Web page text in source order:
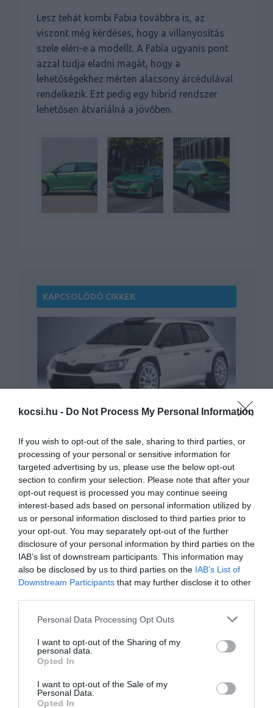
kocsi.hu - Do Not Process My Personal Information
If you wish to opt-out of the sale, sharing to third parties, or
processing of your personal or sensitive information for
targeted advertising by us, please use the below opt-out
section to confirm your selection. Please note that after your
opt-out request is processed you may continue seeing
interest-based ads based on personal information utilized by
us or personal information disclosed to third parties prior to
your opt-out. You may separately opt-out of the further
disclosure of your personal information by third parties on the
IAB’s list of downstream participants. This information may
also be disclosed by us to third parties on the IAB’s List of
Downstream Participants that may further disclose it to other
Please note that this website/app uses one or more Google
not limited to your visit or usage behaviour. You may click to
grant or deny consent to Google and its third-party tags to
use your data for below specified purposes in below Google
consent section.
Personal Data Processing Opt Outs
I want to opt-out of the Sharing of my
personal data.
Opted In
I want to opt-out of the Sale of my
Personal Data.
Opted In
Lesz tehát kombi Fabia továbbra is, az
viszont még kérdéses, hogy a villanyosítás
szele eléri-e a modellt. A Fabia ugyanis pont
azzal tudja eladni magát, hogy a
lehetőségekhez mérten alacsony árcédulával
rendelkezik. Ezt pedig egy hibrid rendszer
lehetősen átvariálná a jövőben.
KAPCSOLÓDÓ CIKKEK
Ralira megy az új Skoda Fabia
Nem kap hibrid hajtást egyelőre a Skoda
Fabia jövőre…
Terepruhába öltöztette a Skoda a Fabia